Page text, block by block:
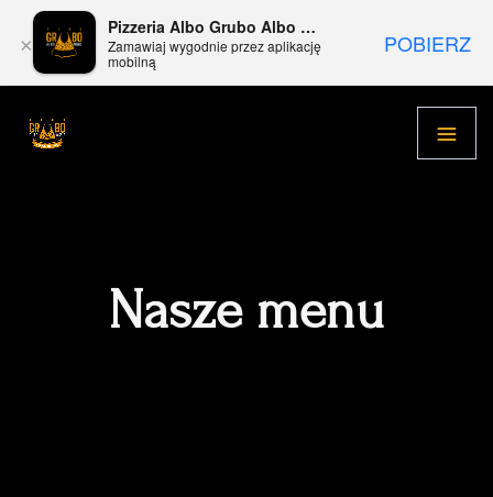
×
Pizzeria Albo Grubo Albo Wcale Chojny
Zamawiaj wygodnie przez aplikację
mobilną
POBIERZ
Nasze menu